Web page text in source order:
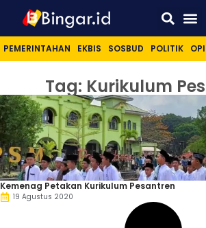
PEMERINTAHAN EKBIS SOSBUD POLITIK
Tag: Kurikulum
Kemenag Petakan Kurikulum Pesantren
19 Agustus 2020